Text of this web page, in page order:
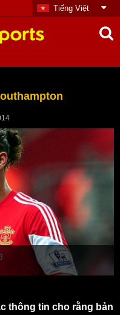
Tiếng Việt
thông tin cho rằng bản